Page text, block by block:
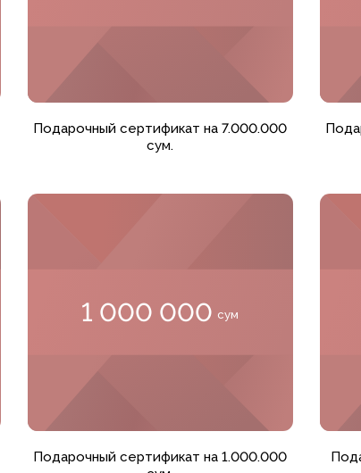
Добавить в корзину
Подарочный сертификат на 7.000.000
сум.
1 000 000 сум
Добавить в корзину
Подарочный сертификат на 1.000.000